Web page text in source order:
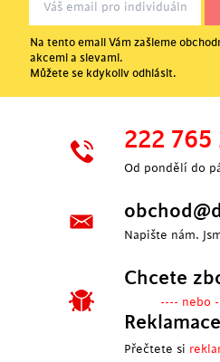
Na tento email Vám zašleme
akcemi a slevami.
Můžete se kdykoliv odhlásit.
222 765
Od pondělí do
Napište nám.
Chcete
---- nebo
Přečtete si